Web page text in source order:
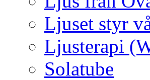
Ljuset styr
Ljusterapi
Solatube